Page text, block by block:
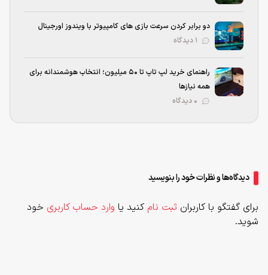
دو برابر کردن سرعت بازی های کامپیوتر با ویندوز اورجینال
راهنمای خرید لپ تاپ تا ۵۰ میلیون؛ انتخاب هوشمندانه برای
همه نیازها
دیدگاه‌ها و نظرات خود را بنویسید
برای گفتگو با کاربران ثبت نام کنید یا وارد حساب کاربری خود
شوید.